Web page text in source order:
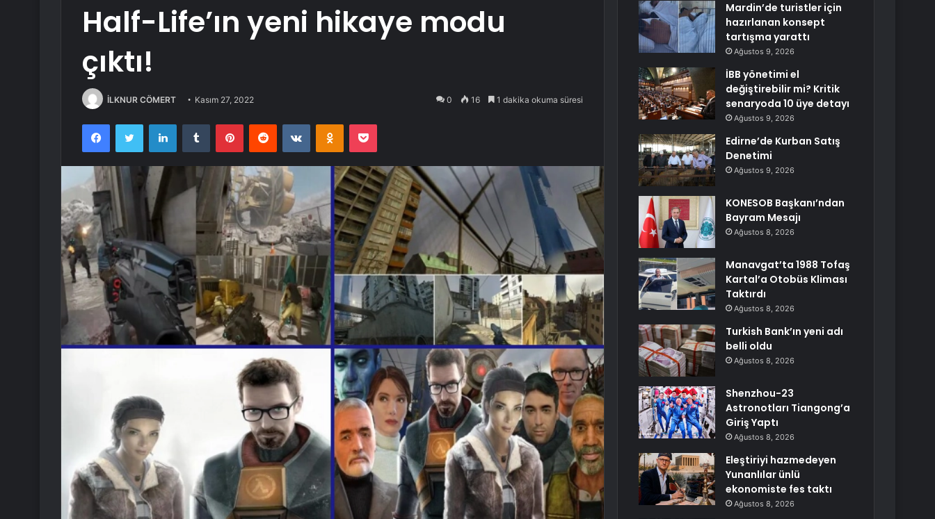
Half-Life’ın yeni hikaye modu
çıktı!
İLKNUR CÖMERT Kasım 27, 2022 0 16 1 dakika okuma süresi
FacebookTwitter LinkedInTumblr PinterestReddit VKontakteOdnoklassniki
Pocket
Mardin’de turistler için
hazırlanan konsept
tartışma yarattı
Ağustos 9, 2026
İBB yönetimi el
değiştirebilir mi? Kritik
senaryoda 10 üye detayı
Ağustos 9, 2026
Edirne’de Kurban Satış
Denetimi
Ağustos 9, 2026
KONESOB Başkanı’ndan
Bayram Mesajı
Ağustos 8, 2026
Manavgat’ta 1988 Tofaş
Kartal’a Otobüs Kliması
Taktırdı
Ağustos 8, 2026
Turkish Bank’ın yeni adı
belli oldu
Ağustos 8, 2026
Shenzhou-23
Astronotları Tiangong’a
Giriş Yaptı
Ağustos 8, 2026
Eleştiriyi hazmedeyen
Yunanlılar ünlü
ekonomiste fes taktı
Ağustos 8, 2026